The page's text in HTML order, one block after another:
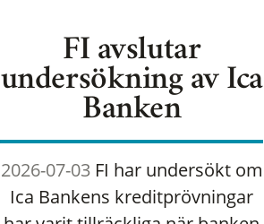
FI avslutar
undersökning av Ica
Banken
2026-07-03FI har undersökt om
Ica Bankens kreditprövningar